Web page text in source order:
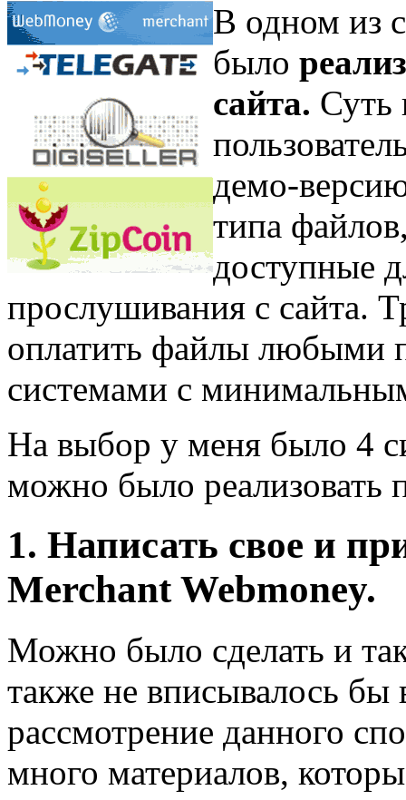
В одном из
было
сайта. Суть
демо-
типа
доступные
прослушивания с сайта.
оплатить файлы любыми
системами с
На выбор у меня было 4
можно было реализовать
1. Написать свое и
Merchant Webmoney.
Можно было сделать и
также не вписывалось
рассмотрение данного
много материалов,